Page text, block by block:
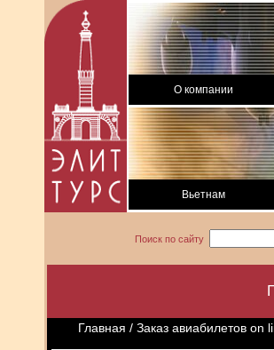
О компании
Вьетнам
Поиск по сайту
Главная / Заказ авиабилетов on